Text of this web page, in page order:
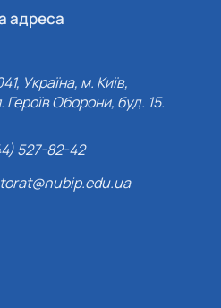
адреса
Україна, м. Київ,
Героїв Оборони, буд. 15.
527-82-42